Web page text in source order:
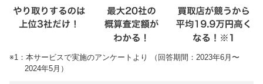
※1：本サービスで実施のアンケートより （回答期間：2023年6月〜
2024年5月）